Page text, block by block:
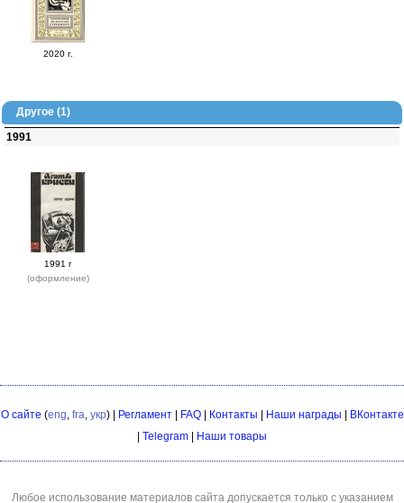
2020 г.
Другое (1)
1991
1991 г
(оформление)
О сайте (eng, fra, укр) | Регламент| FAQ| Контакты Наши награды
ВКонтакте
Telegram Наши товары
Любое использование материалов сайта допускается только с указанием